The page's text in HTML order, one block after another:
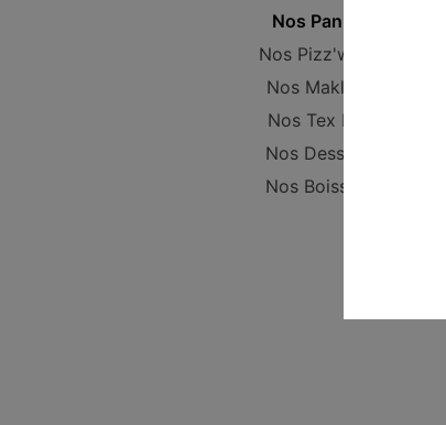
Nos Paninis
Nos Pizz'wichs
Nos Makloub
Nos Tex Mex
Nos Desserts
Nos Boissons